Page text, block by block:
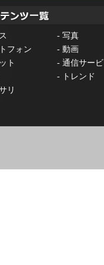
- 写真
フォン - 動画
ト - 通信サー
-
トレンド
リ